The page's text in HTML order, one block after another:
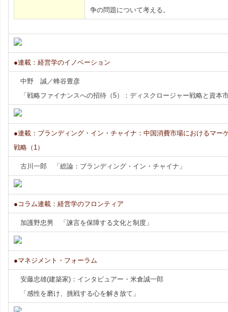
争の問題について考える。
●連載：経営学のイノベーション
中野 誠／蜂谷豊彦
「戦略ファイナンスへの招待（5）：ディスクロージャー戦略と資本
●連載：ブランディング・イン・チャイナ：中国消費市場におけるマー
戦略（1）
古川一郎 「総論：ブランディング・イン・チャイナ」
●コラム連載：経営学のフロンティア
加護野忠男 「諫言を保障する文化と制度」
●マネジメント・フォーラム
安藤忠雄(建築家)：インタビュアー・米倉誠一郎
「感性を磨け、挑戦する心を解き放て」